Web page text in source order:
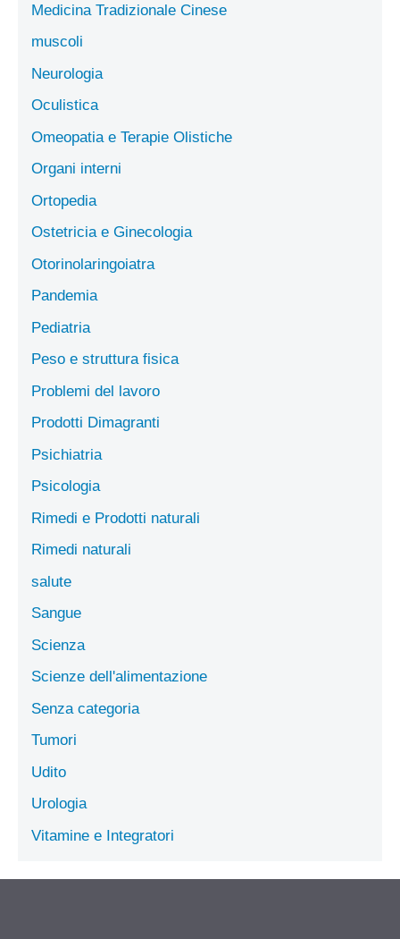
Medicina Tradizionale Cinese
muscoli
Neurologia
Oculistica
Omeopatia e Terapie Olistiche
Organi interni
Ortopedia
Ostetricia e Ginecologia
Otorinolaringoiatra
Pandemia
Pediatria
Peso e struttura fisica
Problemi del lavoro
Prodotti Dimagranti
Psichiatria
Psicologia
Rimedi e Prodotti naturali
Rimedi naturali
salute
Sangue
Scienza
Scienze dell'alimentazione
Senza categoria
Tumori
Udito
Urologia
Vitamine e Integratori